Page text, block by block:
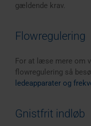
gældende krav.
Flowregulering
For at læse mere om
flowregulering så
ledeapparater og
Gnistfrit indløb